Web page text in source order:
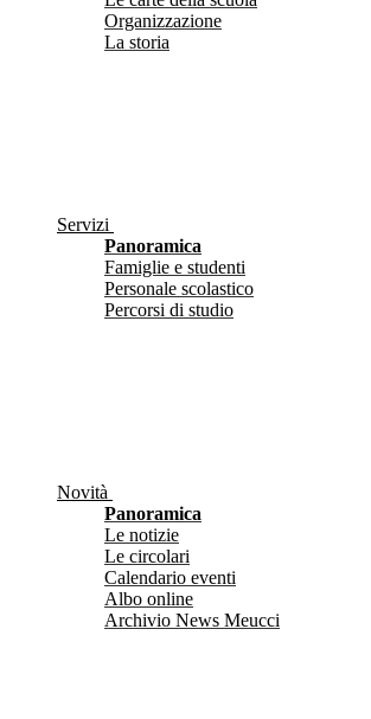
Organizzazione
La storia
Servizi
Panoramica
Famiglie e studenti
Personale scolastico
Percorsi di studio
Novità
Panoramica
Le notizie
Le circolari
Calendario eventi
Albo online
Archivio News Meucci